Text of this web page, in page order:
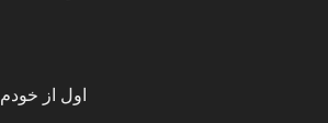
اول از